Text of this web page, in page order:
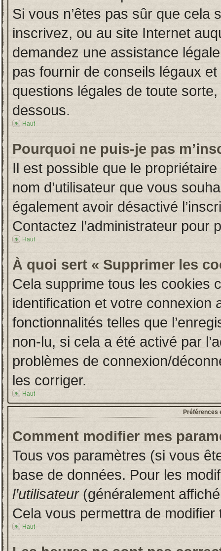
Si vous n’êtes pas sûr que cela
inscrivez, ou au site Internet
demandez une assistance
pas fournir de conseils légaux
questions légales de toute
dessous.
Haut
Pourquoi ne puis-je pas
Il est possible que le
nom d’utilisateur que vous
également avoir désactivé
Contactez l’administrateur pour
Haut
À quoi sert « Supprimer les
Cela supprime tous les cookies
identification et votre connexion
fonctionnalités telles que
non-lu, si cela a été activé par
problèmes de connexion/
les corriger.
Haut
Préférences
Comment modifier mes
Tous vos paramètres (si vous
base de données. Pour les
l’utilisateur(généralement
Cela vous permettra de
Haut